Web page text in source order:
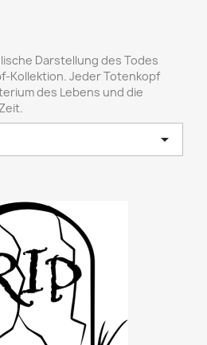
Darstellung des Todes
Kollektion. Jeder Totenkopf
des Lebens und die
